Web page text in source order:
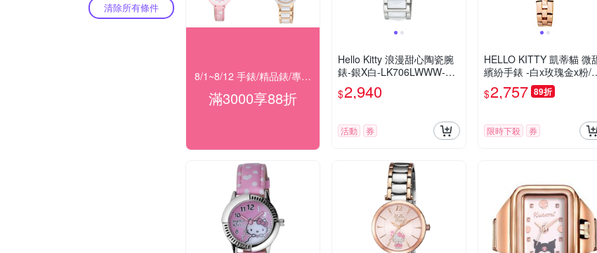
清除所有條件
8/1~8/12 手錶/精品錶/專櫃飾品 指定商品滿$3000享88折
滿3000享88折
Hello Kitty 浪漫甜心陶瓷腕
錶-銀X白-LK706LWWW-32
mm
$2,940
活動 券
HELLO KITTY 凱蒂貓 微
繽紛手錶 -白x玫瑰金x粉/
mm
$2,757 89折
限時下殺 券